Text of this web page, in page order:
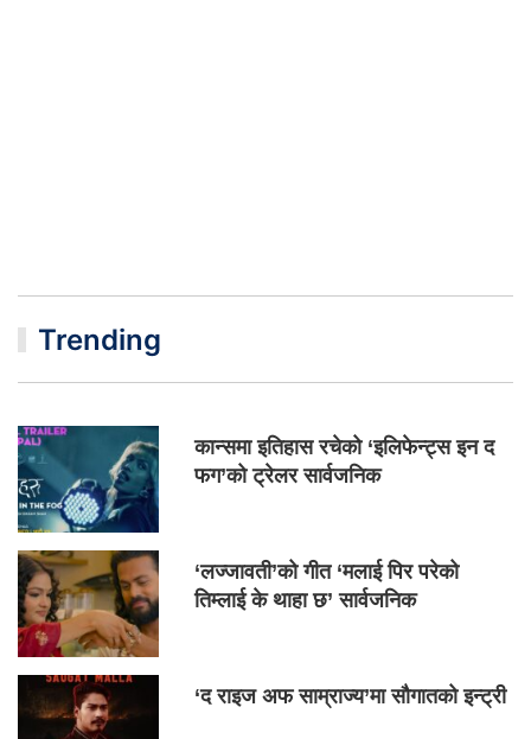
Trending
कान्समा इतिहास रचेको ‘इलिफेन्ट्स इन द
फग’को ट्रेलर सार्वजनिक
‘लज्जावती’को गीत ‘मलाई पिर परेको
तिम्लाई के थाहा छ’ सार्वजनिक
‘द राइज अफ साम्राज्य’मा सौगातको इन्ट्री